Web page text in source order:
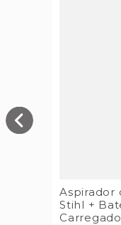
Aspirador
Stihl +